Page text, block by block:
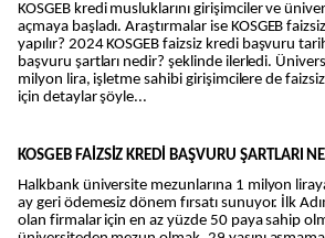
KOSGEB kredi musluklarını girişimciler ve üniversite mezunlarına
açmaya başladı. Araştırmalar ise KOSGEB
yapılır? 2024 KOSGEB faizsiz kredi başvuru
başvuru şartları nedir? şeklinde ilerledi.
milyon lira, işletme sahibi girişimcilere de
için detaylar şöyle...
KOSGEB FAİZSİZ KREDİ BAŞVURU ŞARTLARI
Halkbank üniversite mezunlarına 1 milyon
ay geri ödemesiz dönem fırsatı sunuyor. İlk
olan firmalar için en az yüzde 50 paya sahip